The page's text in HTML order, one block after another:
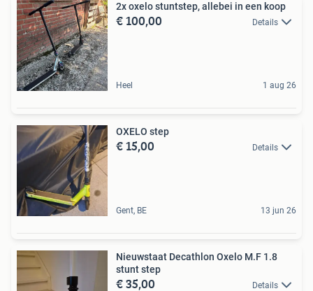
2x oxelo stuntstep, allebei in een koop
€ 100,00 Details
Heel 1 aug 26
OXELO step
€ 15,00 Details
Gent, BE 13 jun 26
Nieuwstaat Decathlon Oxelo M.F 1.8
stunt step
€ 35,00 Details